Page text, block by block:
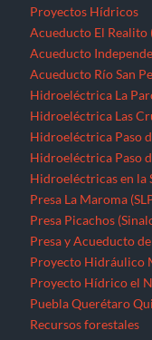
Proyectos Hídricos
Acueducto El Realito
Acueducto
Acueducto Río San
Hidroeléctrica La
Hidroeléctrica Las
Hidroeléctrica Paso
Hidroeléctrica Paso
Hidroeléctricas en la
Presa La Maroma
Presa Picachos
Presa y Acueducto
Proyecto Hidráulico
Proyecto Hídrico el
Puebla Querétaro
Recursos forestales